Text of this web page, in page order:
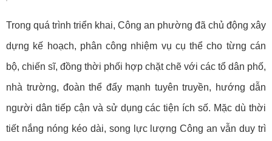
Trong quá trình triển khai, Công an phường đã chủ động xây
dựng kế hoạch, phân công nhiệm vụ cụ thể cho từng cán
bộ, chiến sĩ, đồng thời phối hợp chặt chẽ với các tổ dân phố,
nhà trường, đoàn thể đẩy mạnh tuyên truyền, hướng dẫn
người dân tiếp cận và sử dụng các tiện ích số. Mặc dù thời
tiết nắng nóng kéo dài, song lực lượng Công an vẫn duy trì